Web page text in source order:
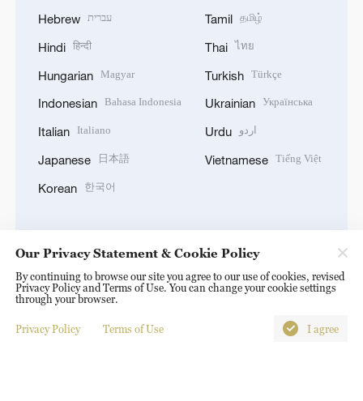
Hebrew עברית
Hindi हिन्दी
Hungarian Magyar
Indonesian Bahasa Indonesia
Italian Italiano
Japanese 日本語
Korean 한국어
Tamil தமிழ்
Thai ไทย
Turkish Türkçe
Ukrainian Українська
Urdu اردو
Vietnamese Tiếng Việt
DOWNLOAD OUR APP
Our Privacy Statement & Cookie Policy
By continuing to browse our site you agree to our use of cookies, revised
Privacy Policy and Terms of Use. You can change your cookie settings
through your browser.
Privacy Policy Terms of Use I agree